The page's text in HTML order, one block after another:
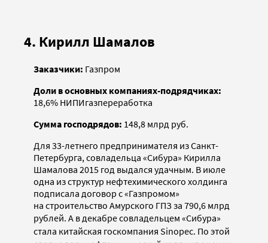
4. Кирилл Шамалов
Заказчики: Газпром
Доли в основных компаниях-подрядчиках:
18,6% НИПИгазпереработка
Сумма господрядов: 148,8 млрд руб.
Для 33-летнего предпринимателя из Санкт-
Петербурга, совладельца «Сибура» Кирилла
Шамалова 2015 год выдался удачным. В июле
одна из структур нефтехимического холдинга
подписала договор с «Газпромом»
на строительство Амурского ГПЗ за 790,6 млрд
рублей. А в декабре совладельцем «Сибура»
стала китайская госкомпания Sinopec. По этой